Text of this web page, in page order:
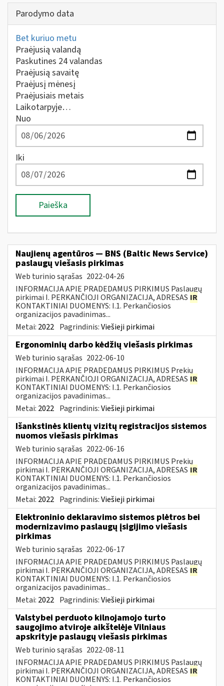
Parodymo data
Bet kuriuo metu
Praėjusią valandą
Paskutines 24 valandas
Praėjusią savaitę
Praėjusį mėnesį
Praėjusiais metais
Laikotarpyje…
Nuo
Iki
Paieška
Naujienų agentūros — BNS (Baltic News Service)
paslaugų viešasis pirkimas
Web turinio sąrašas 2022-04-26
INFORMACIJA APIE PRADEDAMUS PIRKIMUS Paslaugų
pirkimai I. PERKANČIOJI ORGANIZACIJA, ADRESAS IR
KONTAKTINIAI DUOMENYS: I.1. Perkančiosios
organizacijos pavadinimas...
Metai: 2022 Pagrindinis:Viešieji pirkimai
Ergonominių darbo kėdžių viešasis pirkimas
Web turinio sąrašas 2022-06-10
INFORMACIJA APIE PRADEDAMUS PIRKIMUS Prekių
pirkimai I. PERKANČIOJI ORGANIZACIJA, ADRESAS IR
KONTAKTINIAI DUOMENYS: I.1. Perkančiosios
organizacijos pavadinimas...
Metai: 2022 Pagrindinis:Viešieji pirkimai
Išankstinės klientų vizitų registracijos sistemos
nuomos viešasis pirkimas
Web turinio sąrašas 2022-06-16
INFORMACIJA APIE PRADEDAMUS PIRKIMUS Prekių
pirkimai I. PERKANČIOJI ORGANIZACIJA, ADRESAS IR
KONTAKTINIAI DUOMENYS: I.1. Perkančiosios
organizacijos pavadinimas...
Metai: 2022 Pagrindinis:Viešieji pirkimai
Elektroninio deklaravimo sistemos plėtros bei
modernizavimo paslaugų įsigijimo viešasis
pirkimas
Web turinio sąrašas 2022-06-17
INFORMACIJA APIE PRADEDAMUS PIRKIMUS Paslaugų
pirkimai I. PERKANČIOJI ORGANIZACIJA, ADRESAS IR
KONTAKTINIAI DUOMENYS: I.1. Perkančiosios
organizacijos pavadinimas...
Metai: 2022 Pagrindinis:Viešieji pirkimai
Valstybei perduoto kilnojamojo turto
saugojimo atviroje aikštelėje Vilniaus
apskrityje paslaugų viešasis pirkimas
Web turinio sąrašas 2022-08-11
INFORMACIJA APIE PRADEDAMUS PIRKIMUS Paslaugų
pirkimai I. PERKANČIOJI ORGANIZACIJA, ADRESAS IR
KONTAKTINIAI DUOMENYS: I.1. Perkančiosios